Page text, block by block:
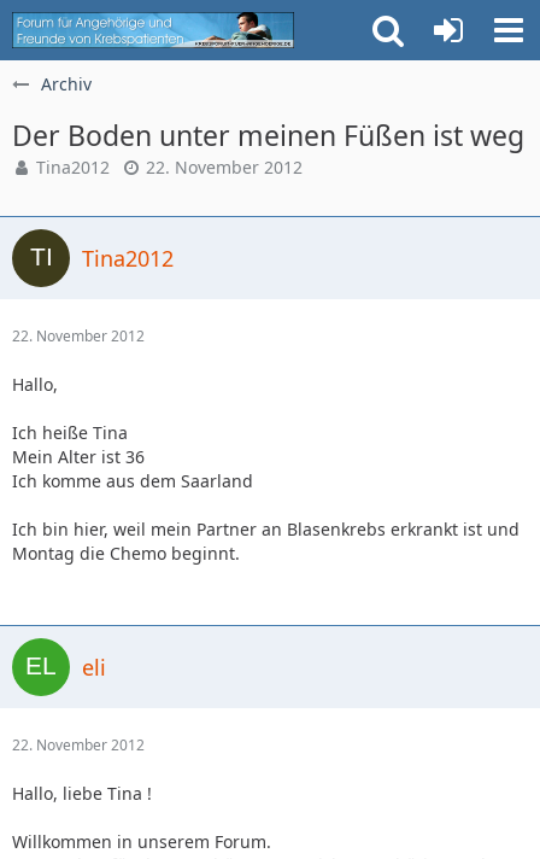
Archiv
Der Boden unter meinen Füßen ist weg
Tina2012 22. November 2012
Tina2012
22. November 2012
Hallo,
Ich heiße Tina
Mein Alter ist 36
Ich komme aus dem Saarland
Ich bin hier, weil mein Partner an Blasenkrebs erkrankt ist und
Montag die Chemo beginnt.
eli
22. November 2012
Hallo, liebe Tina !
Willkommen in unserem Forum.